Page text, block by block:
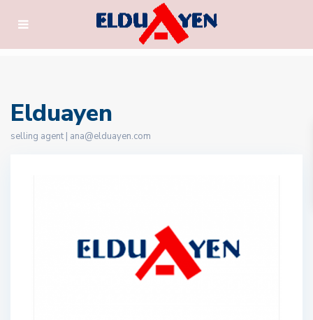
Elduayen
selling agent | ana@elduayen.com